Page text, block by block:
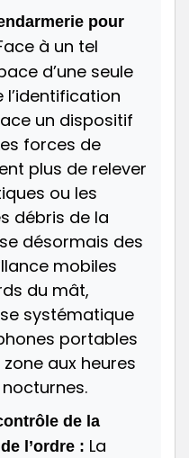
pour
à un tel
d’une seule
l’identification
un dispositif
forces de
plus de relever
ou les
débris de la
désormais des
mobiles
du mât,
systématique
portables
aux heures
de la
l’ordre : La